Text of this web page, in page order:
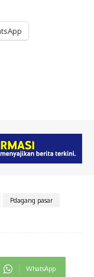
Pdagang pasar
WhatsApp